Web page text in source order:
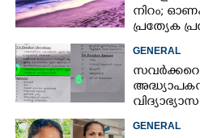
നിറം;
പ്രത്യേക
GENERAL
GENERAL